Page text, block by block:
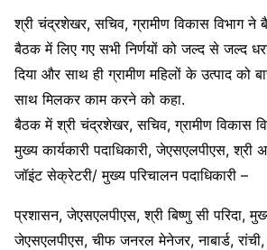
श्री चंद्रशेखर, सचिव, ग्रामीण विकास विभाग
बैठक में लिए गए सभी निर्णयों को जल्द से जल्द
दिया और साथ ही ग्रामीण महिलों के उत्पाद को
साथ मिलकर काम करने को कहा.
बैठक में श्री चंद्रशेखर, सचिव, ग्रामीण विकास
मुख्य कार्यकारी पदाधिकारी, जेएसएलपीएस, श्री
जॉइंट सेक्रेटरी/ मुख्य परिचालन पदाधिकारी –
प्रशासन, जेएसएलपीएस, श्री बिष्णु सी परिदा,
जेएसएलपीएस, चीफ जनरल मेनेजर, नाबार्ड, रांची,